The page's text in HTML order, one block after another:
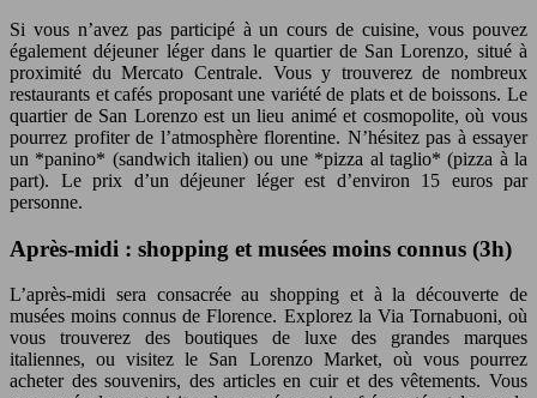
Si vous n’avez pas participé à un cours de cuisine, vous pouvez
également déjeuner léger dans le quartier de San Lorenzo, situé à
proximité du Mercato Centrale. Vous y trouverez de nombreux
restaurants et cafés proposant une variété de plats et de boissons. Le
quartier de San Lorenzo est un lieu animé et cosmopolite, où vous
pourrez profiter de l’atmosphère florentine. N’hésitez pas à essayer
un *panino* (sandwich italien) ou une *pizza al taglio* (pizza à la
part). Le prix d’un déjeuner léger est d’environ 15 euros par
personne.
Après-midi : shopping et musées moins connus (3h)
L’après-midi sera consacrée au shopping et à la découverte de
musées moins connus de Florence. Explorez la Via Tornabuoni, où
vous trouverez des boutiques de luxe des grandes marques
italiennes, ou visitez le San Lorenzo Market, où vous pourrez
acheter des souvenirs, des articles en cuir et des vêtements. Vous